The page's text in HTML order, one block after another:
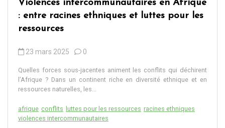
Violences intercommunautaires en Afrique
: entre racines ethniques et luttes pour les
ressources
23 mars 2025 0
Quelles forces sous-jacentes animent les conflits qui déchirent
l’Afrique ? Dans un continent riche en diversité ethnique et en
ressources naturelles, les...
afrique conflits luttes pour les ressources racines ethniques
violences intercommunautaires